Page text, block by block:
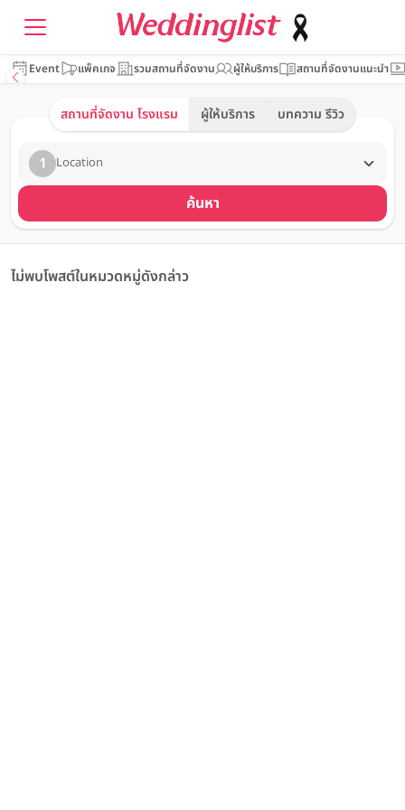
Event แพ็คเกจ รวมสถานที่จัดงาน ผู้ให้บริการ สถานที่จัดงานแนะนำ
สถานที่จัดงาน โรงแรม ผู้ให้บริการ บทความ รีวิว
1 Location
ค้นหา
ไม่พบโพสต์ในหมวดหมู่ดังกล่าว